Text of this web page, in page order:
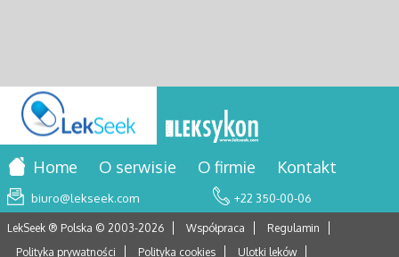
Home O serwisie O firmie Kontakt
biuro@lekseek.com +22 350-00-06
LekSeek ® Polska © 2003-2026 Współpraca
Regulamin
Polityka prywatności
Polityka cookies Ulotki leków